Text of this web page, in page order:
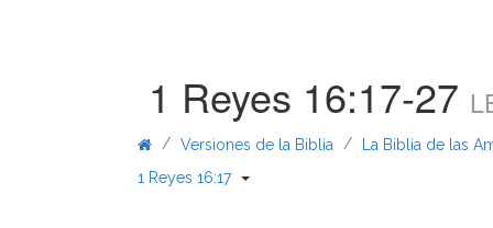
1 Reyes 16:17-27
/ Versiones de la Biblia / La Biblia de las
1 Reyes 16:17
{{